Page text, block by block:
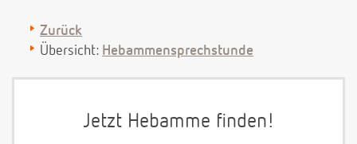
Zurück
Übersicht: Hebammensprechstunde
Jetzt Hebamme finden!